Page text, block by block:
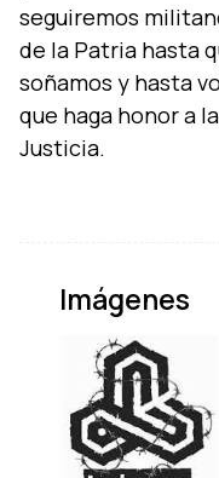
seguiremos
de la Patria hasta
soñamos y hasta
que haga honor a
Imágenes